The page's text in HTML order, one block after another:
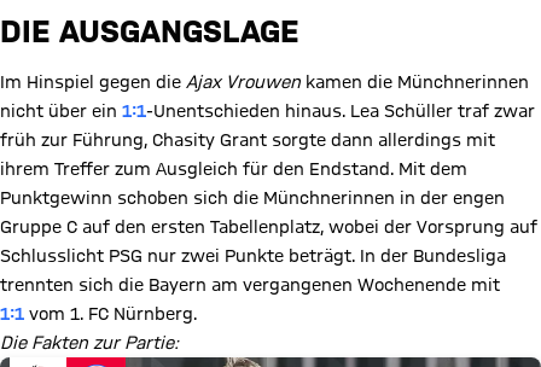
DIE AUSGANGSLAGE
Im Hinspiel gegen die Ajax Vrouwen kamen die Münchnerinnen
nicht über ein 1:1-Unentschieden hinaus. Lea Schüller traf zwar
früh zur Führung, Chasity Grant sorgte dann allerdings mit
ihrem Treffer zum Ausgleich für den Endstand. Mit dem
Punktgewinn schoben sich die Münchnerinnen in der engen
Gruppe C auf den ersten Tabellenplatz, wobei der Vorsprung auf
Schlusslicht PSG nur zwei Punkte beträgt. In der Bundesliga
trennten sich die Bayern am vergangenen Wochenende mit
1:1 vom 1. FC Nürnberg.
Die Fakten zur Partie: